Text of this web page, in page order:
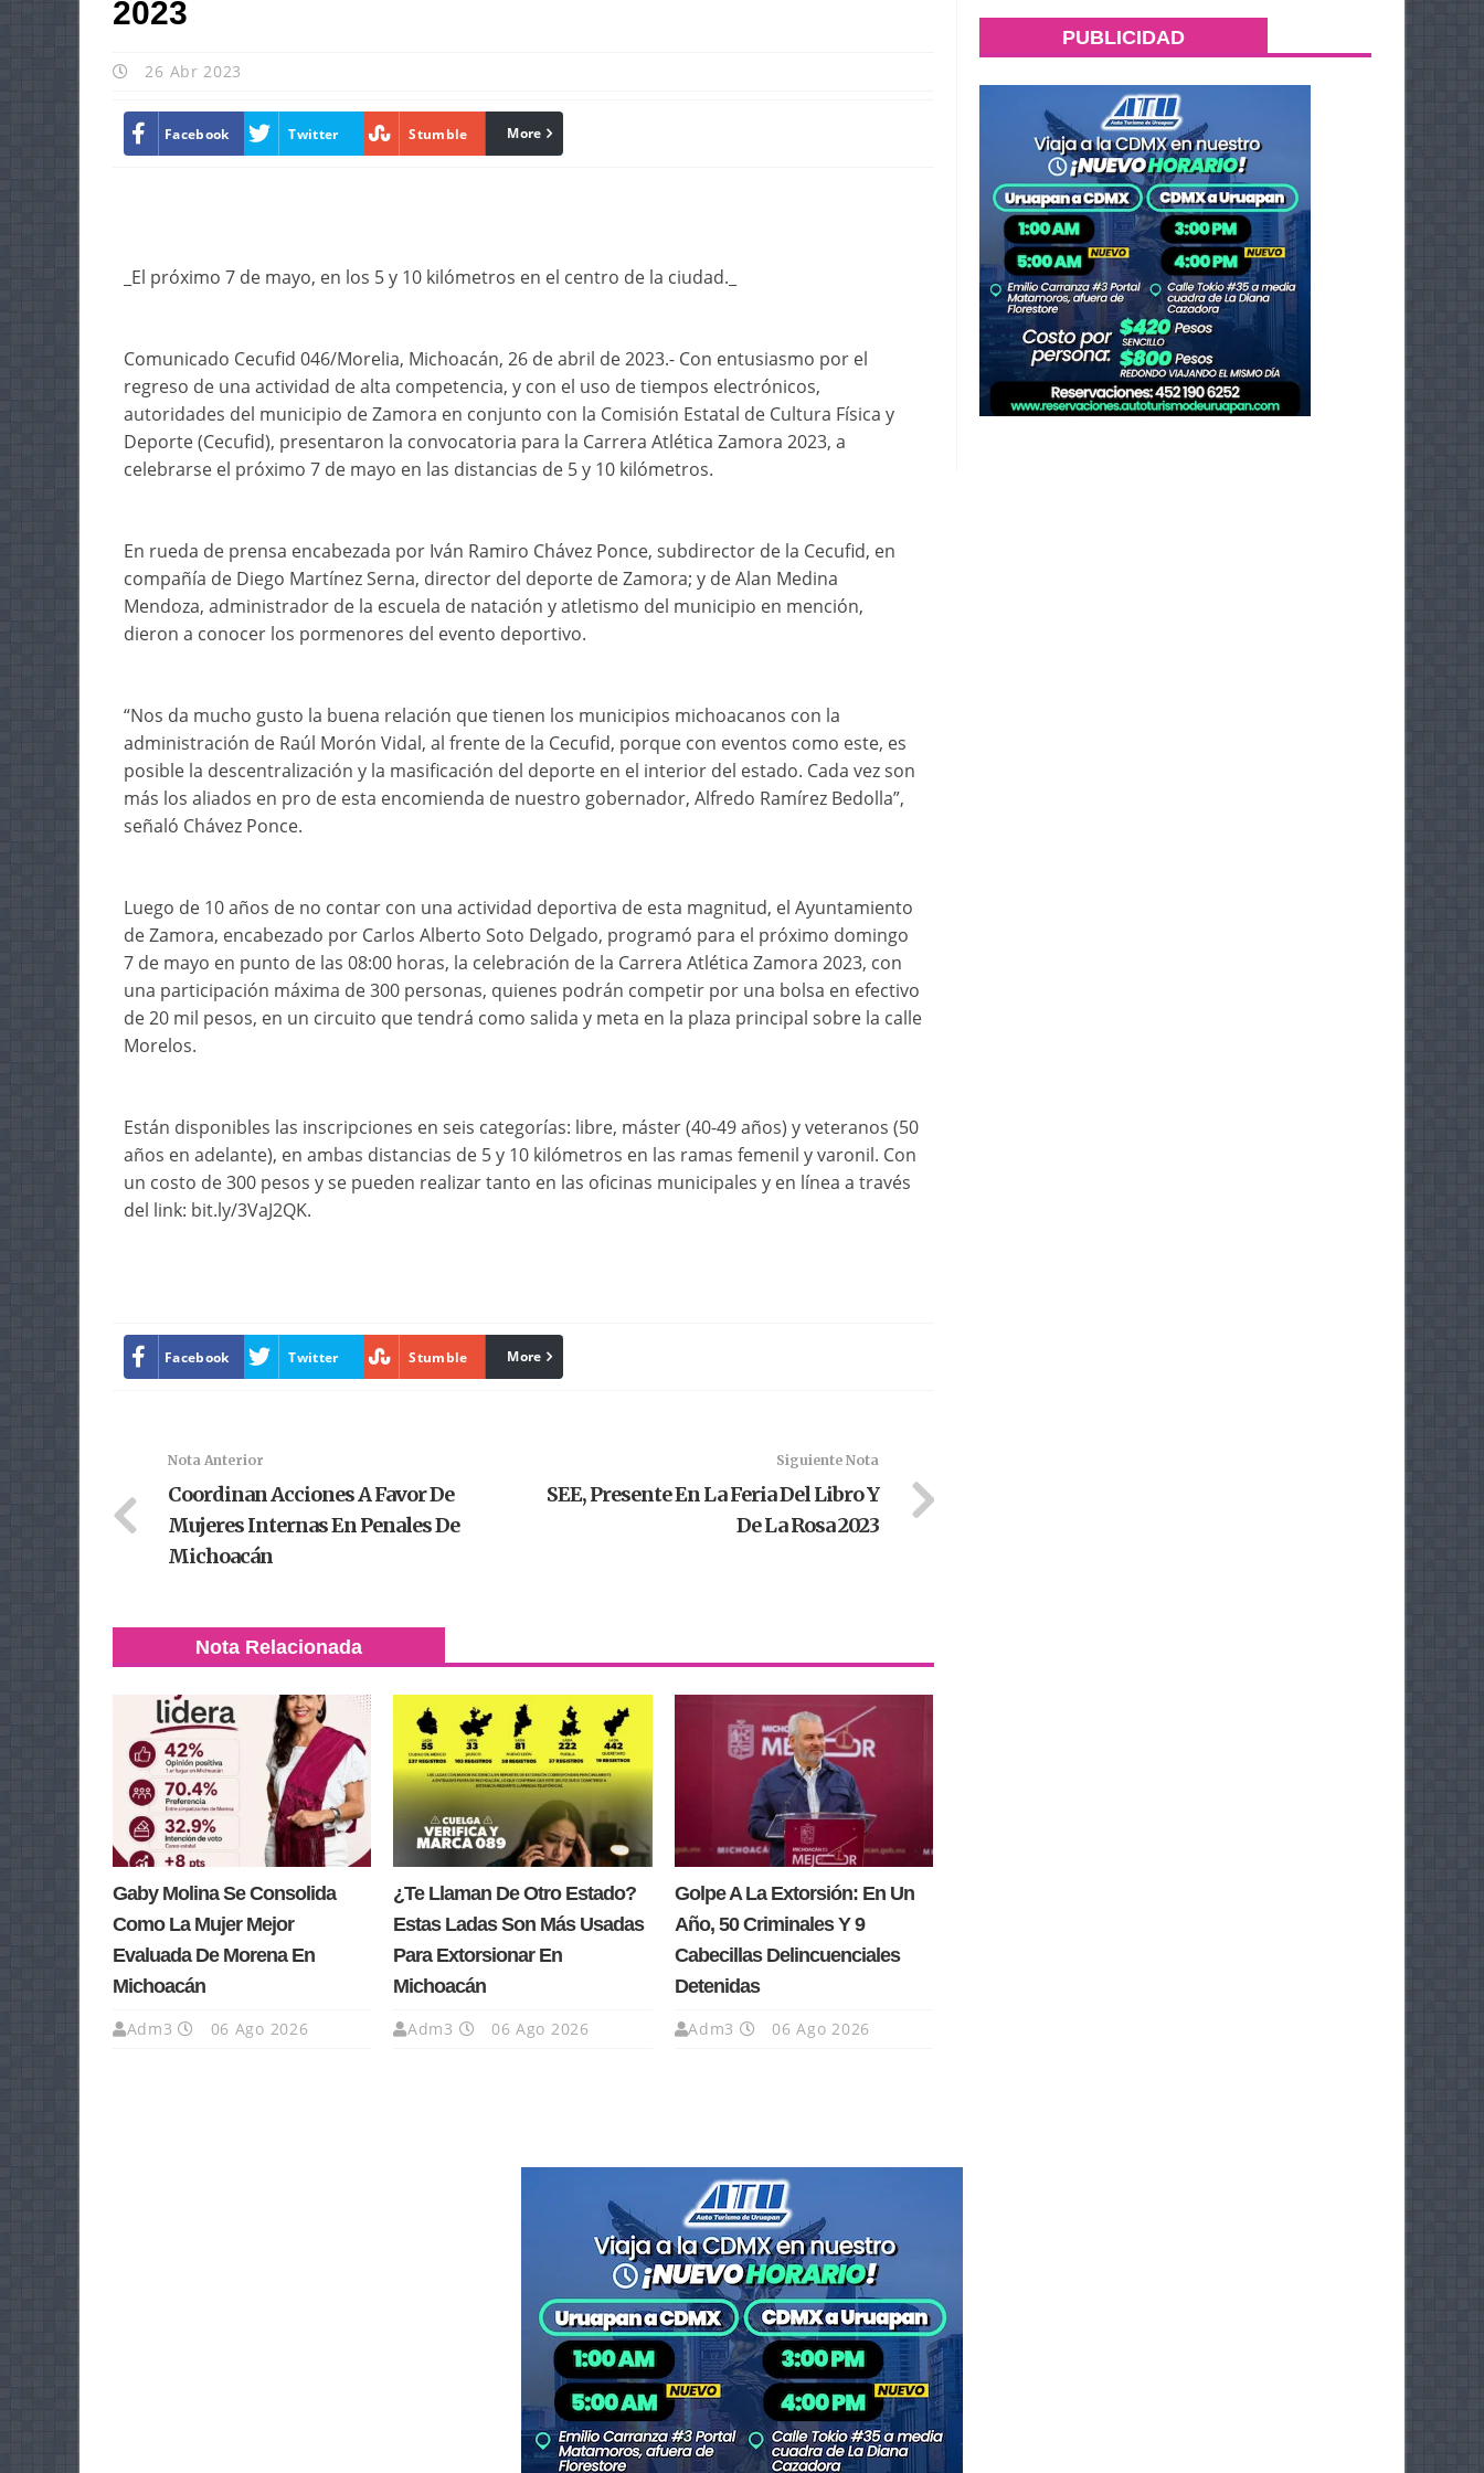
2023
26 Abr 2023
Facebook Twitter Stumble linkedin
More
_El próximo 7 de mayo, en los 5 y 10 kilómetros en el centro de la ciudad._
Comunicado Cecufid 046/Morelia, Michoacán, 26 de abril de 2023.- Con entusiasmo por el
regreso de una actividad de alta competencia, y con el uso de tiempos electrónicos,
autoridades del municipio de Zamora en conjunto con la Comisión Estatal de Cultura Física y
Deporte (Cecufid), presentaron la convocatoria para la Carrera Atlética Zamora 2023, a
celebrarse el próximo 7 de mayo en las distancias de 5 y 10 kilómetros.
En rueda de prensa encabezada por Iván Ramiro Chávez Ponce, subdirector de la Cecufid, en
compañía de Diego Martínez Serna, director del deporte de Zamora; y de Alan Medina
Mendoza, administrador de la escuela de natación y atletismo del municipio en mención,
dieron a conocer los pormenores del evento deportivo.
“Nos da mucho gusto la buena relación que tienen los municipios michoacanos con la
administración de Raúl Morón Vidal, al frente de la Cecufid, porque con eventos como este, es
posible la descentralización y la masificación del deporte en el interior del estado. Cada vez son
más los aliados en pro de esta encomienda de nuestro gobernador, Alfredo Ramírez Bedolla”,
señaló Chávez Ponce.
Luego de 10 años de no contar con una actividad deportiva de esta magnitud, el Ayuntamiento
de Zamora, encabezado por Carlos Alberto Soto Delgado, programó para el próximo domingo
7 de mayo en punto de las 08:00 horas, la celebración de la Carrera Atlética Zamora 2023, con
una participación máxima de 300 personas, quienes podrán competir por una bolsa en efectivo
de 20 mil pesos, en un circuito que tendrá como salida y meta en la plaza principal sobre la calle
Morelos.
Están disponibles las inscripciones en seis categorías: libre, máster (40-49 años) y veteranos (50
años en adelante), en ambas distancias de 5 y 10 kilómetros en las ramas femenil y varonil. Con
un costo de 300 pesos y se pueden realizar tanto en las oficinas municipales y en línea a través
del link: bit.ly/3VaJ2QK.
Facebook Twitter Stumble linkedin
More
Nota Anterior
Coordinan Acciones A Favor De
Mujeres Internas En Penales De
Michoacán
Siguiente Nota
SEE, Presente En La Feria Del Libro Y
De La Rosa 2023
Nota Relacionada
Gaby Molina Se Consolida
Como La Mujer Mejor
Evaluada De Morena En
Michoacán
Adm3 06 Ago 2026
¿Te Llaman De Otro Estado?
Estas Ladas Son Más Usadas
Para Extorsionar En
Michoacán
Adm3 06 Ago 2026
Golpe A La Extorsión: En Un
Año, 50 Criminales Y 9
Cabecillas Delincuenciales
Detenidas
Adm3 06 Ago 2026
PUBLICIDAD